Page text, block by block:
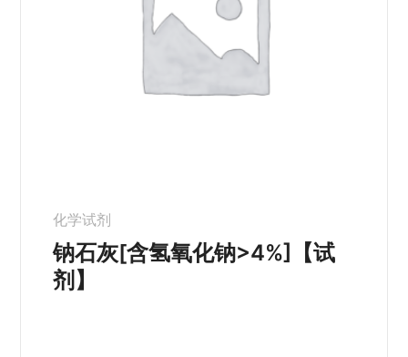
化学试剂
钠石灰[含氢氧化钠>4%]【试
剂】